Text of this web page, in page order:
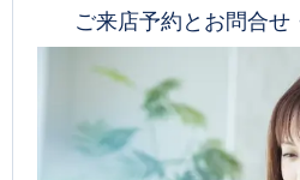
ご来店予約とお問合せ